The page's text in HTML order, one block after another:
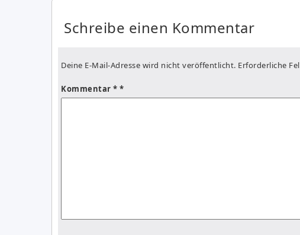
Schreibe einen Kommentar
Deine E-Mail-Adresse wird nicht veröffentlicht. Erforderliche
Kommentar *